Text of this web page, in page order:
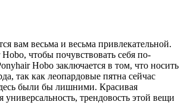
вам весьма и весьма привлекательной.
чтобы почувствовать себя по-
Hobo заключается в том, что носить
так как леопардовые пятна сейчас
были бы лишними. Красивая
трендовость этой вещи